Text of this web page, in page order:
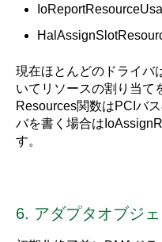
現在ほとんどのドライバ
いてリソースの割り当て
Resources関数はPCIバ
バを書く場合は
す。
6. アダプタオブジ